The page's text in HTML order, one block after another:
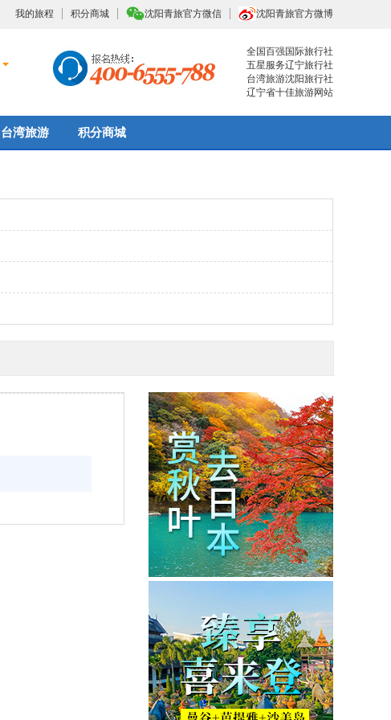
我的旅程 积分商城 沈阳青旅官方微信 沈阳青旅官方微博
全国百强国际旅行社
五星服务辽宁旅行社
台湾旅游沈阳旅行社
辽宁省十佳旅游网站
台湾旅游 积分商城